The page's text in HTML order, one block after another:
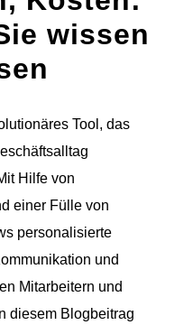
Selector
wissen
Tool, das
Hilfe von
einer Fülle von
personalisierte
und
Mitarbeitern und
diesem Blogbeitrag